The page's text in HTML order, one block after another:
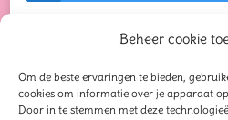
Beheer cookie
Om de beste ervaringen te bieden,
cookies om informatie over je apparaat
Door in te stemmen met deze
© Auteursrechten 2026